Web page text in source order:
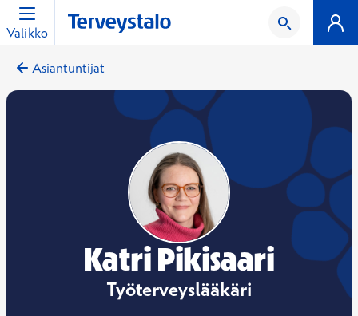
Valikko
Asiantuntijat
Katri Pikisaari
Työterveyslääkäri